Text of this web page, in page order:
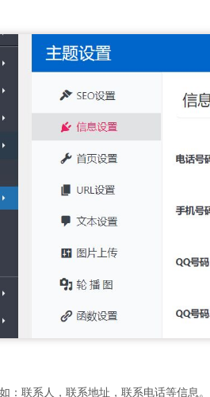
：联系人，联系地址，联系电话等信息。